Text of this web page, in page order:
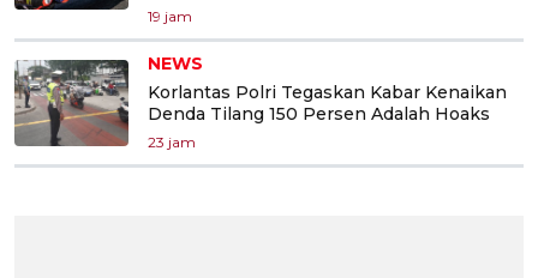
19 jam
NEWS
Korlantas Polri Tegaskan Kabar Kenaikan
Denda Tilang 150 Persen Adalah Hoaks
23 jam